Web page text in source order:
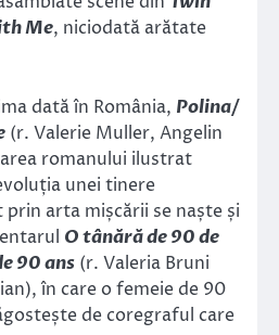
Me, niciodată arătate
dată în România, Polina/
(r. Valerie Muller, Angelin
romanului ilustrat
unei tinere
arta mișcării se naște și
O tânără de 90 de
90 ans (r. Valeria Bruni
în care o femeie de 90
de coregraful care